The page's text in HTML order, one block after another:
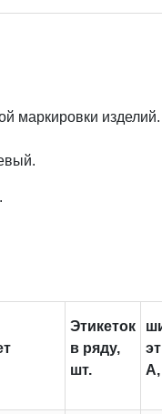
изделий.
Этикеток
в ряду,
шт.